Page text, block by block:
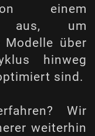
einem
aus, um
Modelle über
hinweg
sind.
Wir
weiterhin